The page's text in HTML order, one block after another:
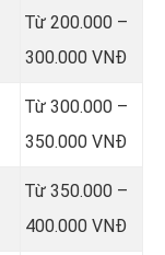
Từ 200.000 –
300.000 VNĐ
Từ 300.000 –
350.000 VNĐ
Từ 350.000 –
400.000 VNĐ